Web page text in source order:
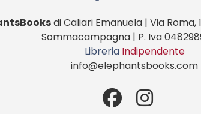
di Caliari Emanuela | Via
Sommacampagna | P. Iva
Libreria Indipendente
info@elephantsbooks.com